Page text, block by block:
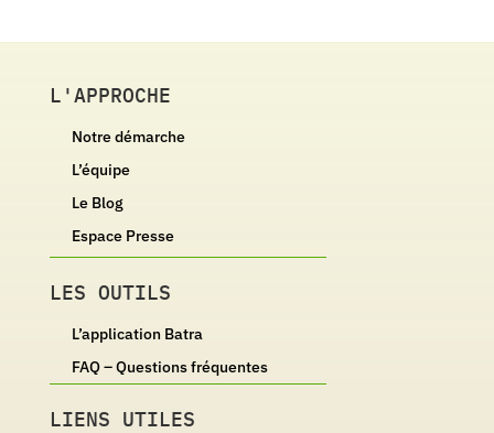
L'APPROCHE
Notre démarche
L’équipe
Le Blog
Espace Presse
LES OUTILS
L’application Batra
FAQ – Questions fréquentes
LIENS UTILES